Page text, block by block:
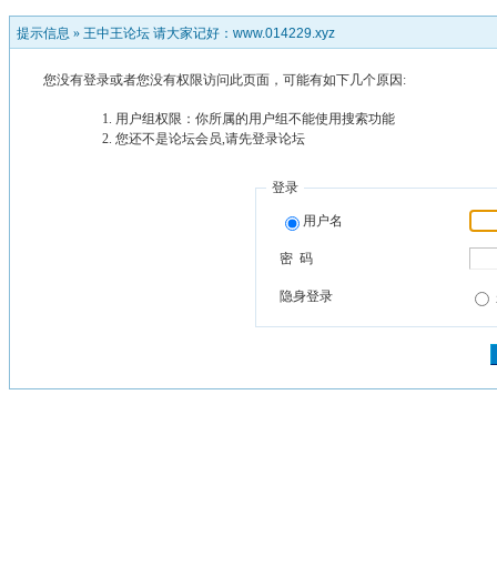
提示信息 » 王中王论坛 请大家记好：www.014229.xyz
您没有登录或者您没有权限访问此页面，可能有如下几个原因:
用户组权限：你所属的用户组不能使用搜索功能
您还不是论坛会员,请先登录论坛
登录
用户名
密 码
隐身登录